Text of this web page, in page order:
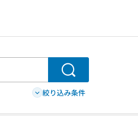
検索
絞り込み条件